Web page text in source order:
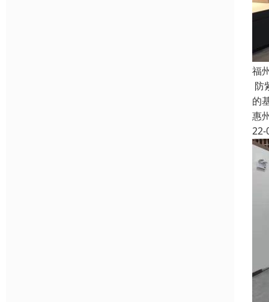
福
防
的
惠
22-